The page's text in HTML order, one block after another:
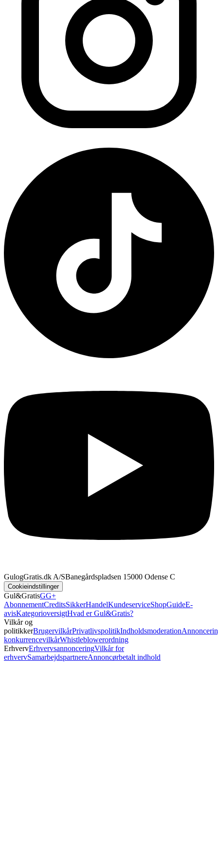
GulogGratis.dk A/SBanegårdspladsen 1 5000 Odense C
Cookieindstillinger
Gul&GratisGG+
AbonnementCreditsSikkerHandelKundeserviceShopGuideE-
avisKategorioversigtHvad er Gul&Gratis?
Vilkår og
politikkerBrugervilkårPrivatlivspolitikIndholdsmoderation
konkurrencevilkårWhistleblowerordning
ErhvervErhvervsannonceringVilkår for
erhvervSamarbejdspartnereAnnoncørbetalt indhold